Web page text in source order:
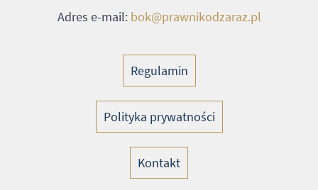
Adres e-mail: bok@prawnikodzaraz.pl
Regulamin
Polityka prywatności
Kontakt